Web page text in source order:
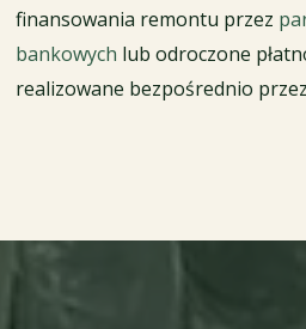
finansowania remontu przez
bankowych lub odroczone
realizowane bezpośrednio